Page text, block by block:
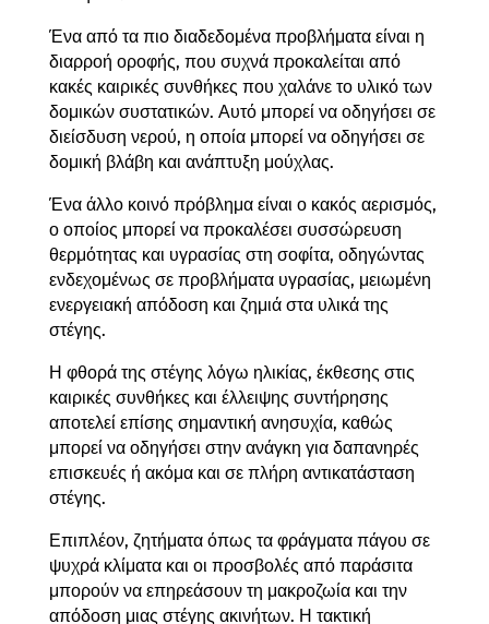
Ένα από τα πιο διαδεδομένα προβλήματα είναι η
διαρροή οροφής, που συχνά προκαλείται από
κακές καιρικές συνθήκες που χαλάνε το υλικό των
δομικών συστατικών. Αυτό μπορεί να οδηγήσει σε
διείσδυση νερού, η οποία μπορεί να οδηγήσει σε
δομική βλάβη και ανάπτυξη μούχλας.
Ένα άλλο κοινό πρόβλημα είναι ο κακός αερισμός,
ο οποίος μπορεί να προκαλέσει συσσώρευση
θερμότητας και υγρασίας στη σοφίτα, οδηγώντας
ενδεχομένως σε προβλήματα υγρασίας, μειωμένη
ενεργειακή απόδοση και ζημιά στα υλικά της
στέγης.
Η φθορά της στέγης λόγω ηλικίας, έκθεσης στις
καιρικές συνθήκες και έλλειψης συντήρησης
αποτελεί επίσης σημαντική ανησυχία, καθώς
μπορεί να οδηγήσει στην ανάγκη για δαπανηρές
επισκευές ή ακόμα και σε πλήρη αντικατάσταση
στέγης.
Επιπλέον, ζητήματα όπως τα φράγματα πάγου σε
ψυχρά κλίματα και οι προσβολές από παράσιτα
μπορούν να επηρεάσουν τη μακροζωία και την
απόδοση μιας στέγης ακινήτων. Η τακτική